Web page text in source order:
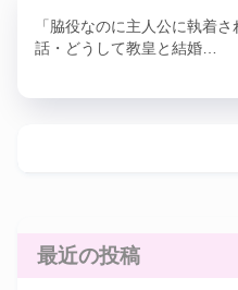
「脇役なのに主人公に執着
話・どうして教皇と結婚…
最近の投稿